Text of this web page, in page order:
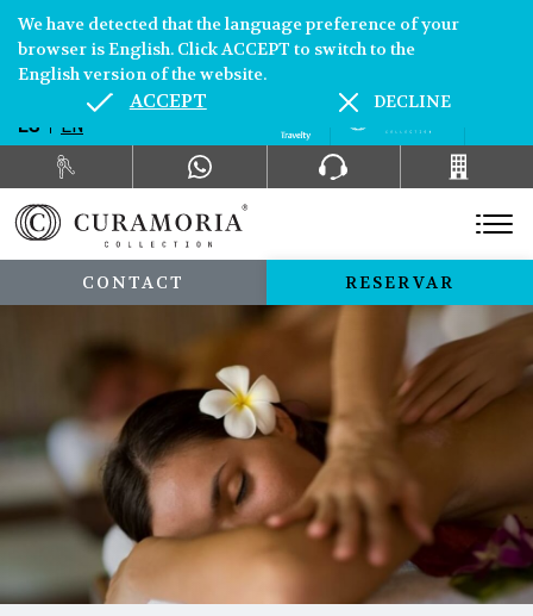
ES EN
CONTACT RESERVAR
We have detected that the language preference of your
browser is English. Click ACCEPT to switch to the
English version of the website.
ACCEPT DECLINE